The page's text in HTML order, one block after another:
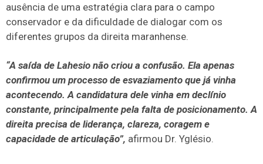
ausência de uma estratégia clara para o campo
conservador e da dificuldade de dialogar com os
diferentes grupos da direita maranhense.
“A saída de Lahesio não criou a confusão. Ela apenas
confirmou um processo de esvaziamento que já vinha
acontecendo. A candidatura dele vinha em declínio
constante, principalmente pela falta de posicionamento. A
direita precisa de liderança, clareza, coragem e
capacidade de articulação”, afirmou Dr. Yglésio.